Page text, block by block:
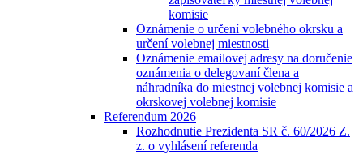
komisie
Oznámenie o určení volebného okrsku a
určení volebnej miestnosti
Oznámenie emailovej adresy na doručenie
oznámenia o delegovaní člena a
náhradníka do miestnej volebnej komisie a
okrskovej volebnej komisie
Referendum 2026
Rozhodnutie Prezidenta SR č. 60/2026 Z.
z. o vyhlásení referenda